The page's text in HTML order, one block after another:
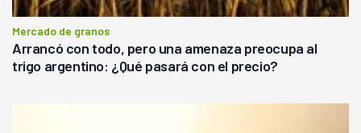
Mercado de granos
Arrancó con todo, pero una amenaza preocupa al
trigo argentino: ¿Qué pasará con el precio?